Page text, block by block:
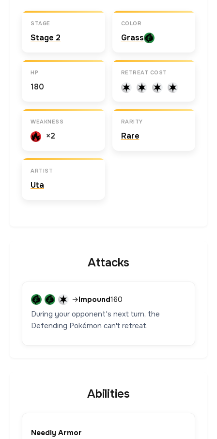
STAGE
Stage 2
COLOR
Grass
HP
180
RETREAT COST
WEAKNESS
×2
RARITY
Rare
ARTIST
Uta
Attacks
→Impound160
During your opponent's next turn, the
Defending Pokémon can't retreat.
Abilities
Needly Armor